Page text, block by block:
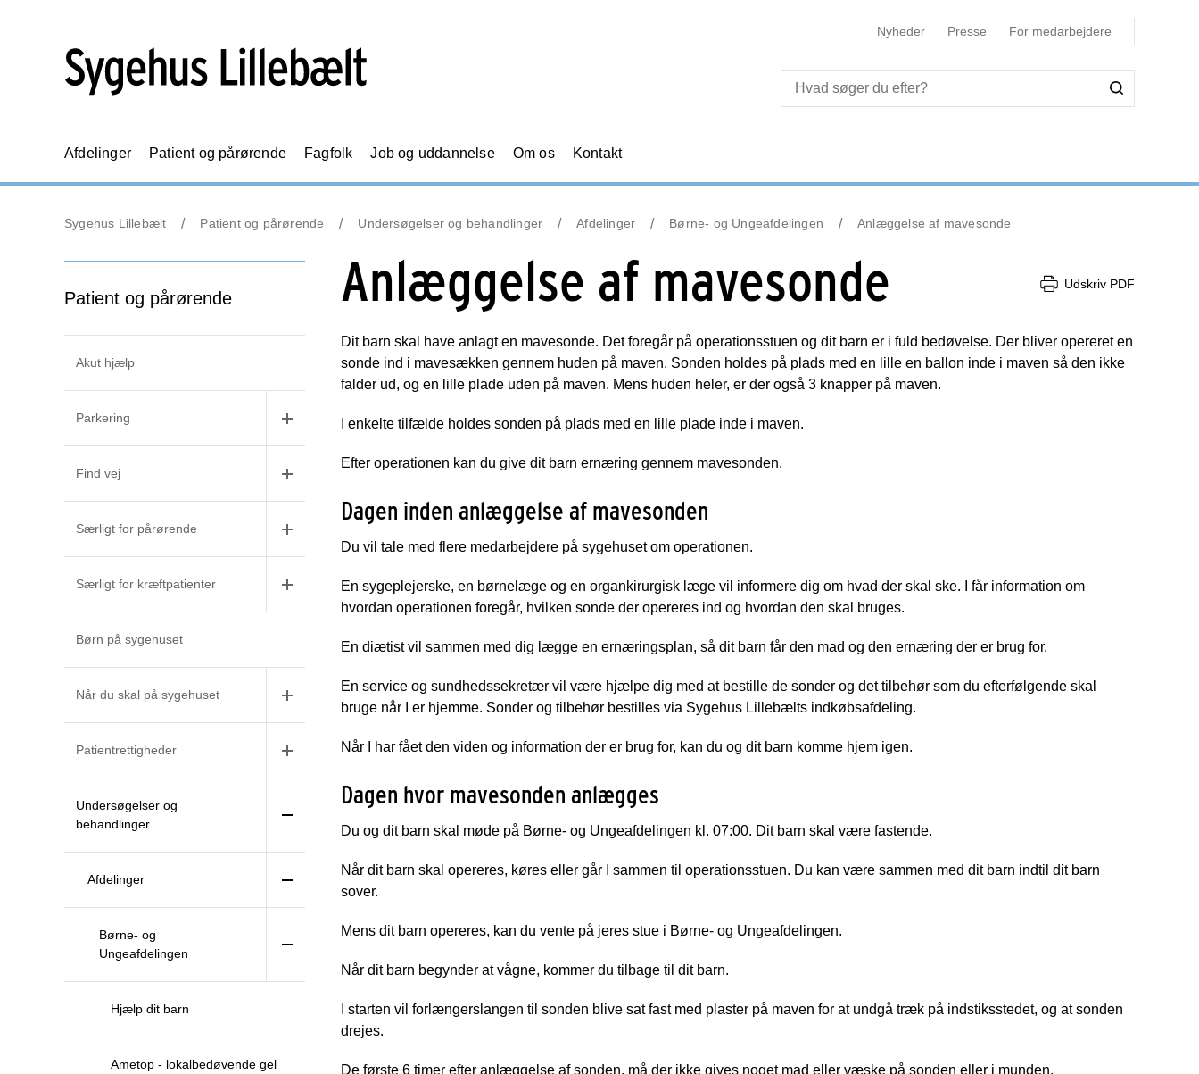
Nyheder Presse For medarbejdere
Afdelinger Patient og pårørende Fagfolk Job og uddannelse Om os Kontakt
Sygehus Lillebælt Patient og pårørende Undersøgelser og behandlinger Afdelinger Børne- og Ungeafdelingen Anlæggelse af mavesonde
Patient og pårørende
Akut hjælp
Parkering
Find vej
Særligt for pårørende
Særligt for kræftpatienter
Børn på sygehuset
Når du skal på sygehuset
Patientrettigheder
Undersøgelser og
behandlinger
Afdelinger
Børne- og
Ungeafdelingen
Hjælp dit barn
Ametop - lokalbedøvende gel
Anlæggelse af mavesonde Udskriv PDF
Dit barn skal have anlagt en mavesonde. Det foregår på operationsstuen og dit barn er i fuld bedøvelse. Der bliver opereret en
sonde ind i mavesækken gennem huden på maven. Sonden holdes på plads med en lille en ballon inde i maven så den ikke
falder ud, og en lille plade uden på maven. Mens huden heler, er der også 3 knapper på maven.
I enkelte tilfælde holdes sonden på plads med en lille plade inde i maven.
Efter operationen kan du give dit barn ernæring gennem mavesonden.
Dagen inden anlæggelse af mavesonden
Du vil tale med flere medarbejdere på sygehuset om operationen.
En sygeplejerske, en børnelæge og en organkirurgisk læge vil informere dig om hvad der skal ske. I får information om
hvordan operationen foregår, hvilken sonde der opereres ind og hvordan den skal bruges.
En diætist vil sammen med dig lægge en ernæringsplan, så dit barn får den mad og den ernæring der er brug for.
En service og sundhedssekretær vil være hjælpe dig med at bestille de sonder og det tilbehør som du efterfølgende skal
bruge når I er hjemme. Sonder og tilbehør bestilles via Sygehus Lillebælts indkøbsafdeling.
Når I har fået den viden og information der er brug for, kan du og dit barn komme hjem igen.
Dagen hvor mavesonden anlægges
Du og dit barn skal møde på Børne- og Ungeafdelingen kl. 07:00. Dit barn skal være fastende.
Når dit barn skal opereres, køres eller går I sammen til operationsstuen. Du kan være sammen med dit barn indtil dit barn
sover.
Mens dit barn opereres, kan du vente på jeres stue i Børne- og Ungeafdelingen.
Når dit barn begynder at vågne, kommer du tilbage til dit barn.
I starten vil forlængerslangen til sonden blive sat fast med plaster på maven for at undgå træk på indstiksstedet, og at sonden
drejes.
De første 6 timer efter anlæggelse af sonden, må der ikke gives noget mad eller væske på sonden eller i munden.